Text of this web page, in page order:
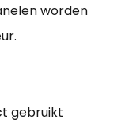
worden
gebruikt